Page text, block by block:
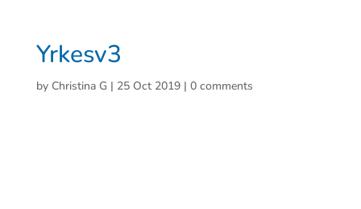
Yrkesv3
by Christina G | 25 Oct 2019| 0 comments